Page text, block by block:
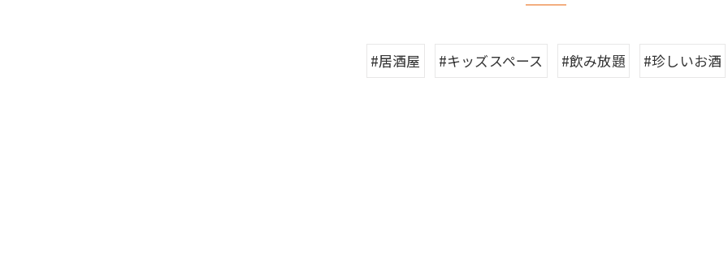
#居酒屋 #キッズスペース #飲み放題 #珍しいお酒